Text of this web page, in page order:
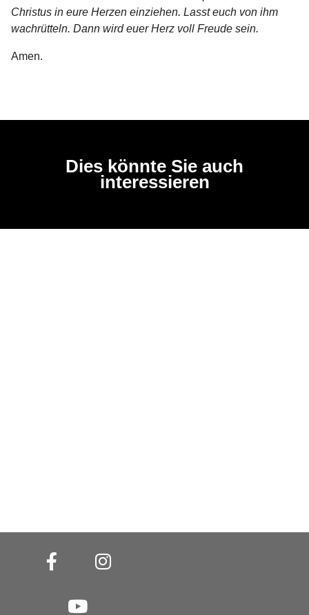
Christus in eure Herzen einziehen. Lasst euch von ihm
wachrütteln. Dann wird euer Herz voll Freude sein.
Amen.
Dies könnte Sie auch
interessieren